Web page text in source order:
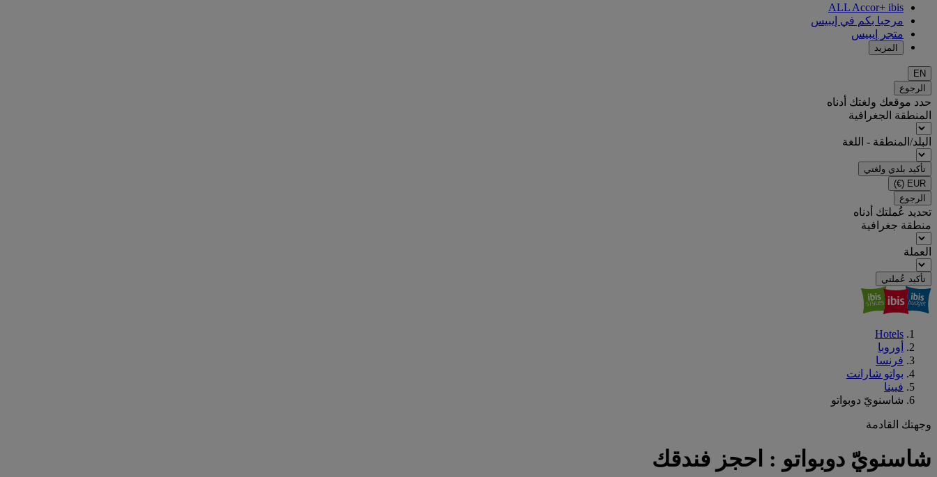
ALL Accor+ ibis
مرحبا بكم في إيبيس
متجر إيبيس
المزيد
EN
الرجوع
حدد موقعك ولغتك أدناه
المنطقة الجغرافية
البلد/المنطقة - اللغة
تأكيد بلدي ولغتي
EUR
(€)
الرجوع
تحديد عُملتك أدناه
منطقة جغرافية
العملة
تأكيد عُملتي
Hotels
أوروبا
فرنسا
بواتو شارانت
فيينا
شاسنويّ دوبواتو
وجهتك القادمة
شاسنويّ دوبواتو : احجز فندقك